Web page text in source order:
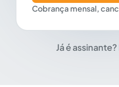
Cobrança mensal,
Já é assinante?